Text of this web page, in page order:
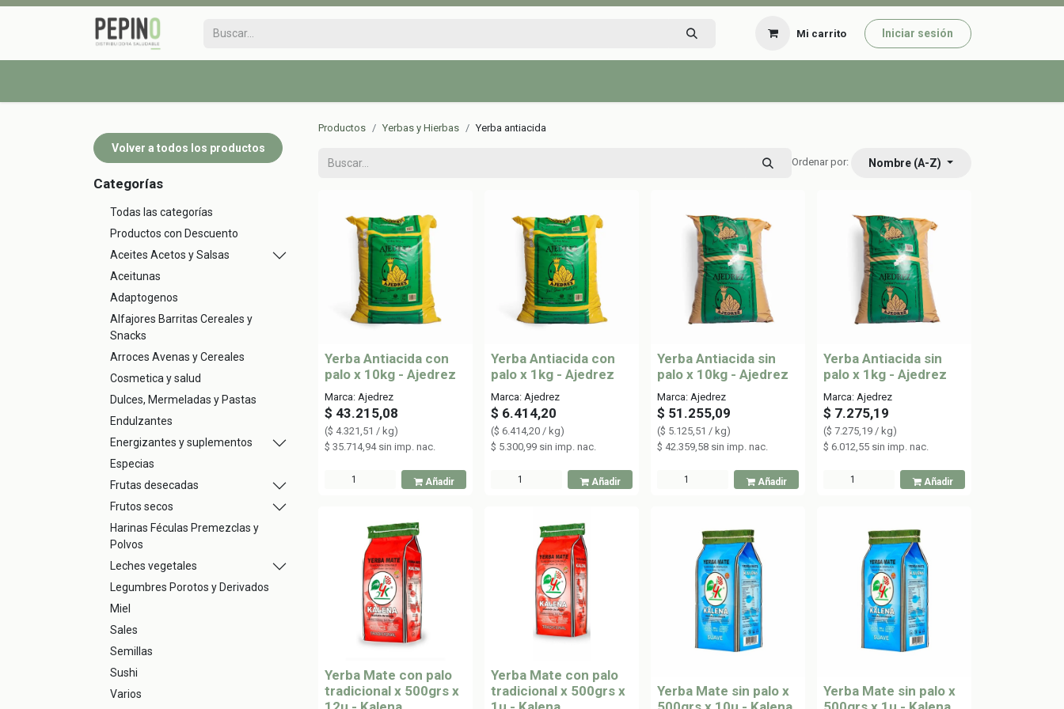
Mi carrito Iniciar sesión
Volver a todos los productos
Categorías
Todas las categorías
Productos con Descuento
Aceites Acetos y Salsas
Aceitunas
Adaptogenos
Alfajores Barritas Cereales y
Snacks
Arroces Avenas y Cereales
Cosmetica y salud
Dulces, Mermeladas y Pastas
Endulzantes
Energizantes y suplementos
Especias
Frutas desecadas
Frutos secos
Harinas Féculas Premezclas y
Polvos
Leches vegetales
Legumbres Porotos y Derivados
Miel
Sales
Semillas
Sushi
Varios
Productos Yerbas y Hierbas Yerba antiacida
Ordenar por: Nombre (A-Z)
Yerba Antiacida con
palo x 10kg - Ajedrez
Marca: Ajedrez
$ 43.215,08
($ 4.321,51 / kg)
$ 35.714,94 sin imp. nac.
Añadir
Yerba Antiacida con
palo x 1kg - Ajedrez
Marca: Ajedrez
$ 6.414,20
($ 6.414,20 / kg)
$ 5.300,99 sin imp. nac.
Añadir
Yerba Antiacida sin
palo x 10kg - Ajedrez
Marca: Ajedrez
$ 51.255,09
($ 5.125,51 / kg)
$ 42.359,58 sin imp. nac.
Añadir
Yerba Antiacida sin
palo x 1kg - Ajedrez
Marca: Ajedrez
$ 7.275,19
($ 7.275,19 / kg)
$ 6.012,55 sin imp. nac.
Añadir
Yerba Mate con palo
tradicional x 500grs x
Yerba Mate con palo
tradicional x 500grs x
Yerba Mate sin palo x
Yerba Mate sin palo x